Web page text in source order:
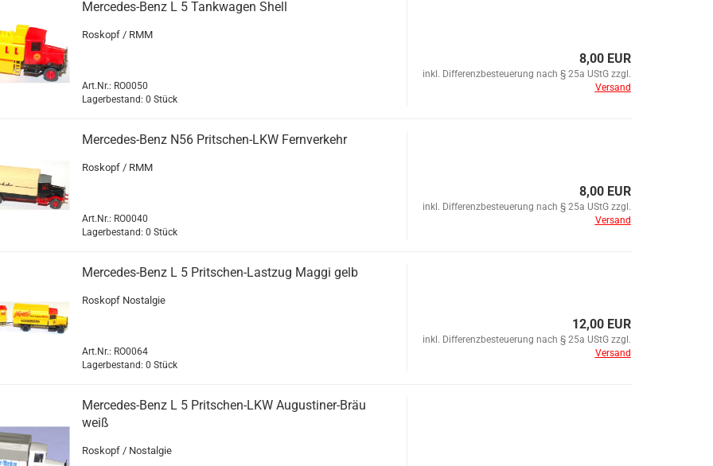
Mercedes-​​Benz L 5 Tank­wa­gen Shell
Ro­skopf / RMM
Art.Nr.: RO0050
Lagerbestand: 0 Stück
8,00 EUR
inkl. Differenzbesteuerung nach § 25a UStG zzgl.
Versand
Mercedes-​​Benz N56 Pritschen-​​LKW Fern­ver­kehr
Ro­skopf / RMM
Art.Nr.: RO0040
Lagerbestand: 0 Stück
8,00 EUR
inkl. Differenzbesteuerung nach § 25a UStG zzgl.
Versand
Mercedes-​​Benz L 5 Pritschen-​​Last­zug Maggi gelb
Ro­skopf Nost­al­gie
Art.Nr.: RO0064
Lagerbestand: 0 Stück
12,00 EUR
inkl. Differenzbesteuerung nach § 25a UStG zzgl.
Versand
Mercedes-​​Benz L 5 Pritschen-​​LKW Augustiner-​​Bräu
weiß
Ro­skopf / Nost­al­gie